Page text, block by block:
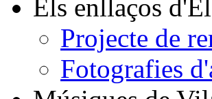
Els enllaços
Projecte de
Fotografies